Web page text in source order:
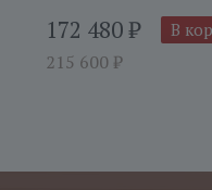
172 480₽
215 600 ₽
В